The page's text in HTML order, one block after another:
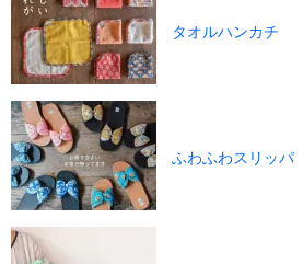
タオルハンカチ
ふわふわスリッパ